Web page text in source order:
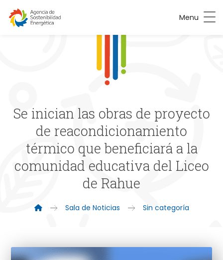
Menu
Se inician las obras de proyecto
de reacondicionamiento
térmico que beneficiará a la
comunidad educativa del Liceo
de Rahue
Sala de Noticias Sin categoría